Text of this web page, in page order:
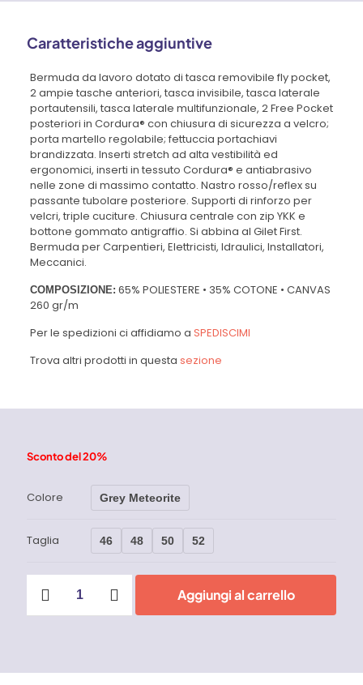
Caratteristiche aggiuntive
Bermuda da lavoro dotato di tasca removibile fly pocket,
2 ampie tasche anteriori, tasca invisibile, tasca laterale
portautensili, tasca laterale multifunzionale, 2 Free Pocket
posteriori in Cordura® con chiusura di sicurezza a velcro;
porta martello regolabile; fettuccia portachiavi
brandizzata. Inserti stretch ad alta vestibilità ed
ergonomici, inserti in tessuto Cordura® e antiabrasivo
nelle zone di massimo contatto. Nastro rosso/reflex su
passante tubolare posteriore. Supporti di rinforzo per
velcri, triple cuciture. Chiusura centrale con zip YKK e
bottone gommato antigraffio. Si abbina al Gilet First.
Bermuda per Carpentieri, Elettricisti, Idraulici, Installatori,
Meccanici.
COMPOSIZIONE: 65% POLIESTERE • 35% COTONE • CANVAS
260 gr/m
Per le spedizioni ci affidiamo a SPEDISCIMI
Trova altri prodotti in questa sezione
Sconto del 20%
Colore Grey Meteorite
Taglia 46 48 50 52
Start
U-
Aggiungi al carrello